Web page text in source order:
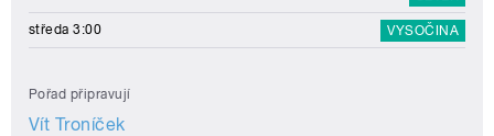
středa 3:00 VYSOČINA
Pořad připravují
Vít Troníček